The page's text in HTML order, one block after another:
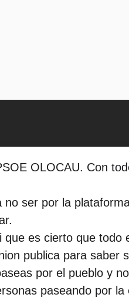
OLOCAU. Con
ser por la
que es cierto que todo
publica para saber
por el pueblo y no
paseando por la